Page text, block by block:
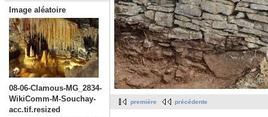
Image aléatoire
08-06-Clamous-MG_2834-
WikiComm-M-Souchay-
acc.tif.resized
première précédente